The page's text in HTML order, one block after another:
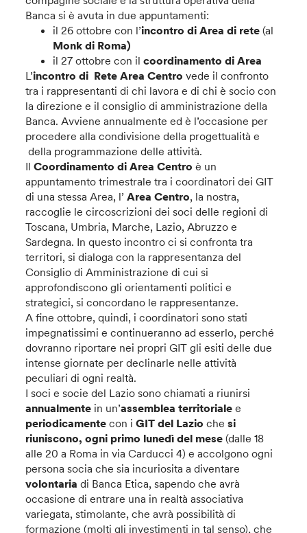
Banca si è avuta in due appuntamenti:
il 26 ottobre con l’incontro di Area di rete(al
Monk di Roma)
il 27 ottobre con ilcoordinamento di Area
L’incontro di Rete AreaCentro vede il confronto
tra i rappresentanti di chi lavora e di chi è socio con
la direzione e il consiglio di amministrazione della
Banca. Avviene annualmente ed è l’occasione per
procedere alla condivisione della progettualità e
della programmazione delle attività.
IlCoordinamento di AreaCentroè un
appuntamento trimestrale tra i coordinatori dei GIT
di una stessa Area, l’Area Centro, la nostra,
raccoglie le circoscrizioni dei soci delle regioni di
Toscana, Umbria, Marche, Lazio, Abruzzo e
Sardegna. In questo incontro ci si confronta tra
territori, si dialoga con la rappresentanza del
Consiglio di Amministrazione di cui si
approfondiscono gli orientamenti politici e
strategici, si concordano le rappresentanze.
A fine ottobre, quindi, i coordinatori sono stati
impegnatissimi e continueranno ad esserlo, perché
dovranno riportare nei propri GIT gli esiti delle due
intense giornate per declinarle nelle attività
peculiari di ogni realtà.
I soci e socie del Lazio sono chiamati a riunirsi
annualmente in un’assemblea territorialee
periodicamente con iGIT del Laziochesi
riuniscono, ogni primo lunedì del mese(dalle 18
alle 20 a Roma in via Carducci 4) e accolgono ogni
persona socia che sia incuriosita a diventare
volontariadi Banca Etica, sapendo che avrà
occasione di entrare una in realtà associativa
variegata, stimolante, che avrà possibilità di
formazione (molti gli investimenti in tal senso), che